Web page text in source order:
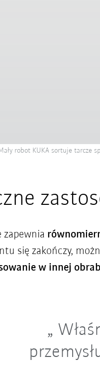
robot KUKA sortuje tarcze
zapewnia
się zakończy,
w innej